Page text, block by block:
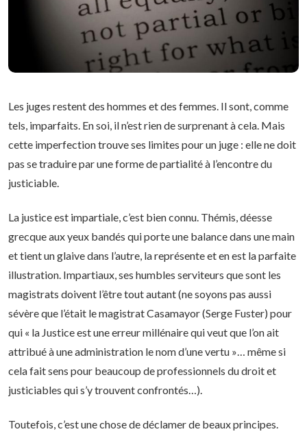
Les juges restent des hommes et des femmes. Il sont, comme
tels, imparfaits. En soi, il n’est rien de surprenant à cela. Mais
cette imperfection trouve ses limites pour un juge : elle ne doit
pas se traduire par une forme de partialité à l’encontre du
justiciable.
La justice est impartiale, c’est bien connu. Thémis, déesse
grecque aux yeux bandés qui porte une balance dans une main
et tient un glaive dans l’autre, la représente et en est la parfaite
illustration. Impartiaux, ses humbles serviteurs que sont les
magistrats doivent l’être tout autant (ne soyons pas aussi
sévère que l’était le magistrat Casamayor (Serge Fuster) pour
qui « la Justice est une erreur millénaire qui veut que l’on ait
attribué à une administration le nom d’une vertu »… même si
cela fait sens pour beaucoup de professionnels du droit et
justiciables qui s’y trouvent confrontés…).
Toutefois, c’est une chose de déclamer de beaux principes.